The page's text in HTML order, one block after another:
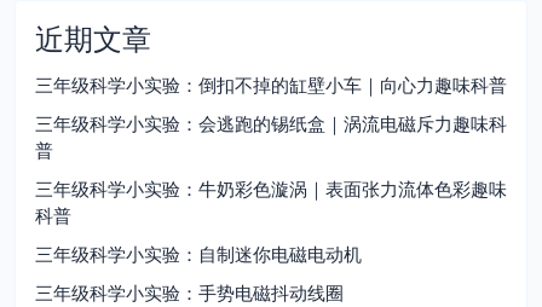
近期文章
三年级科学小实验：倒扣不掉的缸壁小车｜向心力趣味科普
三年级科学小实验：会逃跑的锡纸盒｜涡流电磁斥力趣味科
普
三年级科学小实验：牛奶彩色漩涡｜表面张力流体色彩趣味
科普
三年级科学小实验：自制迷你电磁电动机
三年级科学小实验：手势电磁抖动线圈